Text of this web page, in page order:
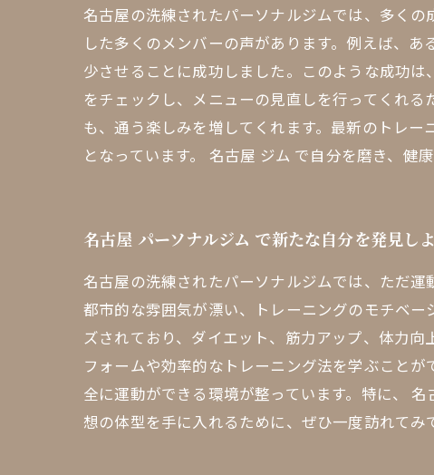
名古屋の洗練されたパーソナルジムでは、多く
した多くのメンバーの声があります。例えば、
少させることに成功しました。このような成功
をチェックし、メニューの見直しを行ってくれ
も、通う楽しみを増してくれます。最新のトレ
となっています。 名古屋 ジム で自分を磨き、健
名古屋 パーソナルジム で新たな自分を発見し
名古屋の洗練されたパーソナルジムでは、ただ
都市的な雰囲気が漂い、トレーニングのモチベ
ズされており、ダイエット、筋力アップ、体力
フォームや効率的なトレーニング法を学ぶこと
全に運動ができる環境が整っています。特に、
想の体型を手に入れるために、ぜひ一度訪れてみ